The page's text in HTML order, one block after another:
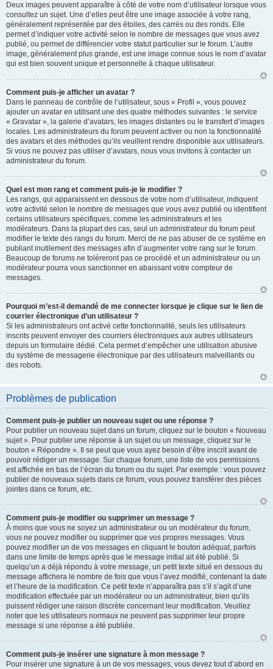
Deux images peuvent apparaître à côté de votre nom d’utilisateur lorsque vous
consultez un sujet. Une d’elles peut être une image associée à votre rang,
généralement représentée par des étoiles, des carrés ou des ronds. Elle
permet d’indiquer votre activité selon le nombre de messages que vous avez
publié, ou permet de différencier votre statut particulier sur le forum. L’autre
image, généralement plus grande, est une image connue sous le nom d’avatar
qui est bien souvent unique et personnelle à chaque utilisateur.
Comment puis-je afficher un avatar ?
Dans le panneau de contrôle de l’utilisateur, sous « Profil », vous pouvez
ajouter un avatar en utilisant une des quatre méthodes suivantes : le service
« Gravatar », la galerie d’avatars, les images distantes ou le transfert d’images
locales. Les administrateurs du forum peuvent activer ou non la fonctionnalité
des avatars et des méthodes qu’ils veuillent rendre disponible aux utilisateurs.
Si vous ne pouvez pas utiliser d’avatars, nous vous invitons à contacter un
administrateur du forum.
Quel est mon rang et comment puis-je le modifier ?
Les rangs, qui apparaissent en dessous de votre nom d’utilisateur, indiquent
votre activité selon le nombre de messages que vous avez publié ou identifient
certains utilisateurs spécifiques, comme les administrateurs et les
modérateurs. Dans la plupart des cas, seul un administrateur du forum peut
modifier le texte des rangs du forum. Merci de ne pas abuser de ce système en
publiant inutilement des messages afin d’augmenter votre rang sur le forum.
Beaucoup de forums ne toléreront pas ce procédé et un administrateur ou un
modérateur pourra vous sanctionner en abaissant votre compteur de
messages.
Pourquoi m’est-il demandé de me connecter lorsque je clique sur le lien de
courrier électronique d’un utilisateur ?
Si les administrateurs ont activé cette fonctionnalité, seuls les utilisateurs
inscrits peuvent envoyer des courriers électroniques aux autres utilisateurs
depuis un formulaire dédié. Cela permet d’empêcher une utilisation abusive
du système de messagerie électronique par des utilisateurs malveillants ou
des robots.
Problèmes de publication
Comment puis-je publier un nouveau sujet ou une réponse ?
Pour publier un nouveau sujet dans un forum, cliquez sur le bouton « Nouveau
sujet ». Pour publier une réponse à un sujet ou un message, cliquez sur le
bouton « Répondre ». Il se peut que vous ayez besoin d’être inscrit avant de
pouvoir rédiger un message. Sur chaque forum, une liste de vos permissions
est affichée en bas de l’écran du forum ou du sujet. Par exemple : vous pouvez
publier de nouveaux sujets dans ce forum, vous pouvez transférer des pièces
jointes dans ce forum, etc.
Comment puis-je modifier ou supprimer un message ?
À moins que vous ne soyez un administrateur ou un modérateur du forum,
vous ne pouvez modifier ou supprimer que vos propres messages. Vous
pouvez modifier un de vos messages en cliquant le bouton adéquat, parfois
dans une limite de temps après que le message initial ait été publié. Si
quelqu’un a déjà répondu à votre message, un petit texte situé en dessous du
message affichera le nombre de fois que vous l’avez modifié, contenant la date
et l’heure de la modification. Ce petit texte n’apparaîtra pas s’il s’agit d’une
modification effectuée par un modérateur ou un administrateur, bien qu’ils
puissent rédiger une raison discrète concernant leur modification. Veuillez
noter que les utilisateurs normaux ne peuvent pas supprimer leur propre
message si une réponse a été publiée.
Comment puis-je insérer une signature à mon message ?
Pour insérer une signature à un de vos messages, vous devez tout d’abord en